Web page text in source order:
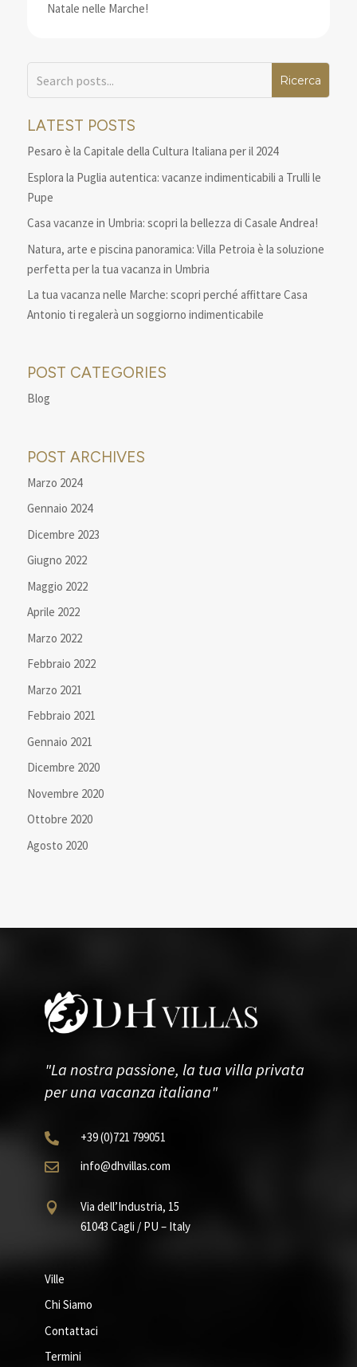
Natale nelle Marche!
LATEST POSTS
Pesaro è la Capitale della Cultura Italiana per il 2024
Esplora la Puglia autentica: vacanze indimenticabili a Trulli le
Pupe
Casa vacanze in Umbria: scopri la bellezza di Casale Andrea!
Natura, arte e piscina panoramica: Villa Petroia è la soluzione
perfetta per la tua vacanza in Umbria
La tua vacanza nelle Marche: scopri perché affittare Casa
Antonio ti regalerà un soggiorno indimenticabile
POST CATEGORIES
Blog
POST ARCHIVES
Marzo 2024
Gennaio 2024
Dicembre 2023
Giugno 2022
Maggio 2022
Aprile 2022
Marzo 2022
Febbraio 2022
Marzo 2021
Febbraio 2021
Gennaio 2021
Dicembre 2020
Novembre 2020
Ottobre 2020
Agosto 2020
"La nostra passione, la tua villa privata
per una vacanza italiana"
 +39(0)721 799051
 info@dhvillas.com

Via dell’Industria, 15
61043 Cagli / PU – Italy
Ville
Chi Siamo
Contattaci
Termini